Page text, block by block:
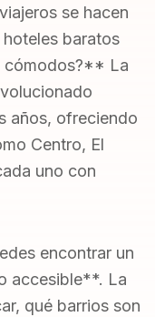
se hacen
baratos
cómodos?** La
años, ofreciendo
Centro, El
uno con
encontrar un
accesible**. La
qué barrios son